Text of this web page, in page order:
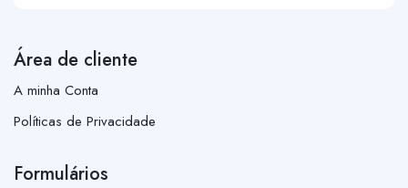
Área de cliente
A minha Conta
Políticas de Privacidade
Formulários